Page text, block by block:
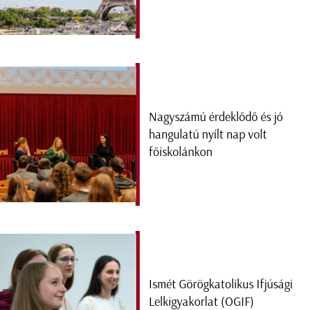
Nagyszámú érdeklődő és jó
hangulatú nyílt nap volt
főiskolánkon
Ismét Görögkatolikus Ifjúsági
Lelkigyakorlat (OGIF)